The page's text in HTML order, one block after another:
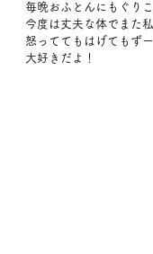
毎晩おふとんにもぐりこ
今度は丈夫な体でまた
怒っててもはげてもず
大好きだよ！